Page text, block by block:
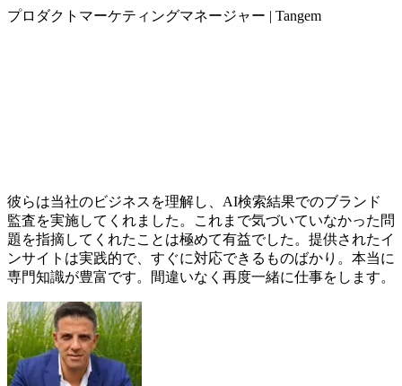
プロダクトマーケティングマネージャー | Tangem
彼らは当社のビジネスを理解し、AI検索結果でのブランド
監査を実施してくれました。これまで気づいていなかった問
題を指摘してくれたことは極めて有益でした。提供されたイ
ンサイトは実践的で、すぐに対応できるものばかり。本当に
専門知識が豊富です。間違いなく再度一緒に仕事をします。